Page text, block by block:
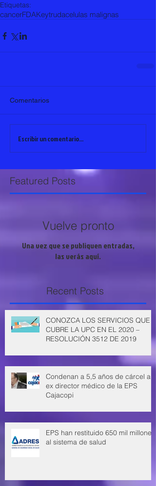
Etiquetas:
cancerFDAKeytrudacelulas malignas
Comentarios
Escribir un comentario...
Featured Posts
Vuelve pronto
Una vez que se publiquen entradas,
las verás aquí.
Recent Posts
CONOZCA LOS SERVICIOS QUE
CUBRE LA UPC EN EL 2020 –
RESOLUCIÓN 3512 DE 2019
Condenan a 5,5 años de cárcel a
ex director médico de la EPS
Cajacopi
EPS han restituido 650 mil millones
al sistema de salud